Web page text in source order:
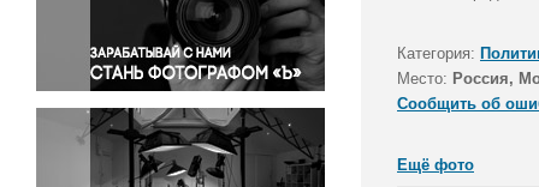
Правосудие
Происшествия и конфликты
Религия
Светская жизнь
Спорт
Экология
Категория:
Место: Россия,
Сообщить об
Ещё фото